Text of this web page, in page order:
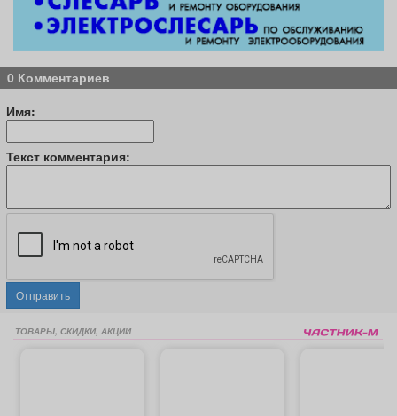
0 Комментариев
Имя:
Текст комментария:
Отправить
ТОВАРЫ, СКИДКИ, АКЦИИ